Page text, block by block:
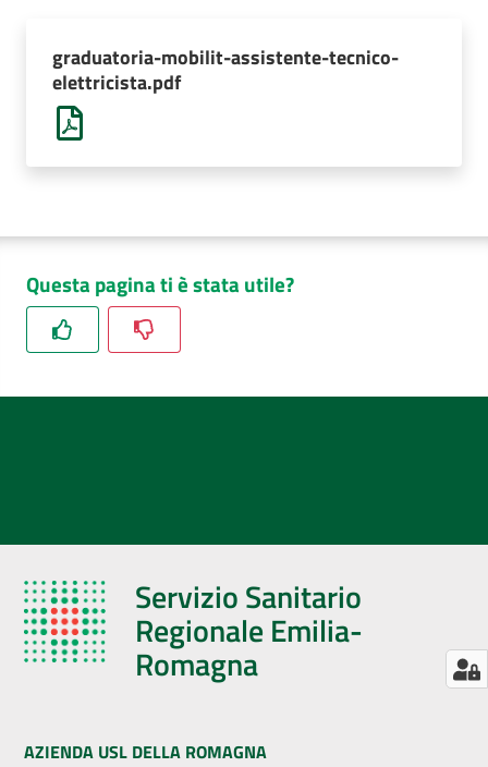
AUSL
Comunica
graduatoria-mobilit-assistente-tecnico-
elettricista.pdf
Questa pagina ti è stata utile?
Servizio Sanitario
Regionale Emilia-
Romagna
AZIENDA USL DELLA ROMAGNA